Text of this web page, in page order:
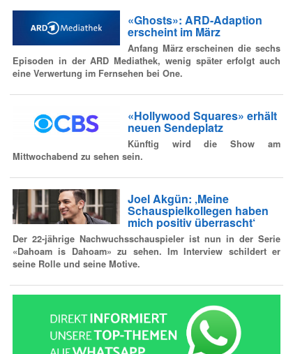
«Ghosts»: ARD-Adaption
erscheint im März
Anfang März erscheinen die sechs
Episoden in der ARD Mediathek, wenig später erfolgt auch
eine Verwertung im Fernsehen bei One.
«Hollywood Squares» erhält
neuen Sendeplatz
Künftig wird die Show am
Mittwochabend zu sehen sein.
Joel Akgün: ‚Meine
Schauspielkollegen haben
mich positiv überrascht‘
Der 22-jährige Nachwuchsschauspieler ist nun in der Serie
«Dahoam is Dahoam» zu sehen. Im Interview schildert er
seine Rolle und seine Motive.